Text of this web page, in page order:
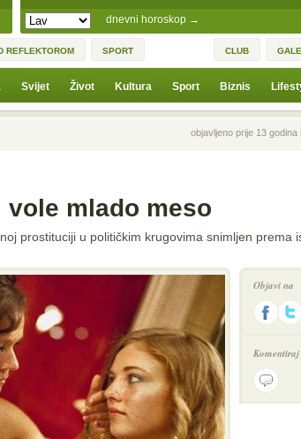
dnevni horoskop →
REFLEKTOROM SPORT CLUB
Svijet Život Kultura Sport Biznis
Prethodna vijestobjavljeno prije 13 godina
mlado meso
prostituciji u političkim krugovima snimljen prema
Objavi na
Komentiraj